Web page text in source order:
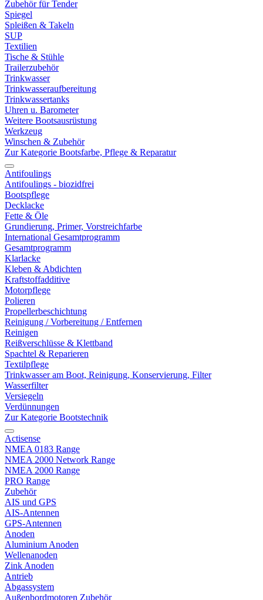
Zubehör für Tender
Spiegel
Spleißen & Takeln
SUP
Textilien
Tische & Stühle
Trailerzubehör
Trinkwasser
Trinkwasseraufbereitung
Trinkwassertanks
Uhren u. Barometer
Weitere Bootsausrüstung
Werkzeug
Winschen & Zubehör
Zur Kategorie Bootsfarbe, Pflege & Reparatur
Antifoulings
Antifoulings - biozidfrei
Bootspflege
Decklacke
Fette & Öle
Grundierung, Primer, Vorstreichfarbe
International Gesamtprogramm
Gesamtprogramm
Klarlacke
Kleben & Abdichten
Kraftstoffadditive
Motorpflege
Polieren
Propellerbeschichtung
Reinigung / Vorbereitung / Entfernen
Reinigen
Reißverschlüsse & Klettband
Spachtel & Reparieren
Textilpflege
Trinkwasser am Boot, Reinigung, Konservierung, Filter
Wasserfilter
Versiegeln
Verdünnungen
Zur Kategorie Bootstechnik
Actisense
NMEA 0183 Range
NMEA 2000 Network Range
NMEA 2000 Range
PRO Range
Zubehör
AIS und GPS
AIS-Antennen
GPS-Antennen
Anoden
Aluminium Anoden
Wellenanoden
Zink Anoden
Antrieb
Abgassystem
Außenbordmotoren Zubehör